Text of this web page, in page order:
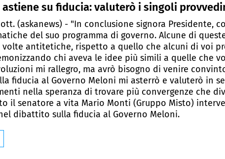
astiene su fiducia: valuterò i singoli
ott. (askanews) - "In conclusione signora Presidente,
del suo programma di governo. Alcune di
volte antitetiche, rispetto a quello che alcuni di voi
chi aveva le idee più simili a quelle che
mi rallegro, ma avrò bisogno di venire
fiducia al Governo Meloni mi asterrò e valuterò in
nella speranza di trovare più convergenze che
il senatore a vita Mario Monti (Gruppo Misto)
dibattito sulla fiducia al Governo Meloni.